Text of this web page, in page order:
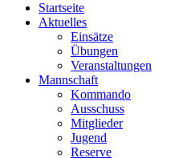
Startseite
Aktuelles
Einsätze
Übungen
Veranstaltungen
Mannschaft
Kommando
Ausschuss
Mitglieder
Jugend
Reserve